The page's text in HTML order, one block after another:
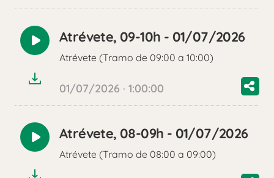
Reproducir
audio
Atrévete, 09-10h - 01/07/2026
Atrévete (Tramo de 09:00 a 10:00)
01/07/2026 · 1:00:00
Reproducir
audio
Atrévete, 08-09h - 01/07/2026
Atrévete (Tramo de 08:00 a 09:00)